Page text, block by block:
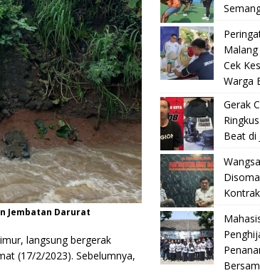
Jembatan Darurat
langsung bergerak
(17/2/2023). Sebelumnya,
Malang
Cek
Warga
Gerak
Beat di